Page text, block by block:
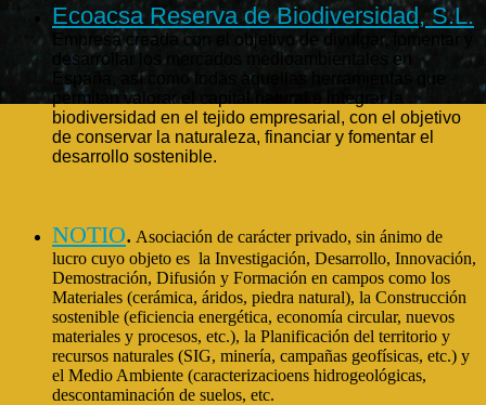
Ecoacsa Reserva de Biodiversidad, S.L.
Empresa creada con el objetivo de divulgar, fomentar y
desarrollar los mercados medioambientales en
España, así como todas aquellas herramientas que
permitan valorar el capital natural e integrar la
biodiversidad en el tejido empresarial, con el objetivo
de conservar la naturaleza, financiar y fomentar el
desarrollo sostenible.
NOTIO. Asociación de carácter privado, sin ánimo de
lucro cuyo objeto es la Investigación, Desarrollo, Innovación,
Demostración, Difusión y Formación en campos como los
Materiales (cerámica, áridos, piedra natural), la Construcción
sostenible (eficiencia energética, economía circular, nuevos
materiales y procesos, etc.), la Planificación del territorio y
recursos naturales (SIG, minería, campañas geofísicas, etc.) y
el Medio Ambiente (caracterizacioens hidrogeológicas,
descontaminación de suelos, etc.